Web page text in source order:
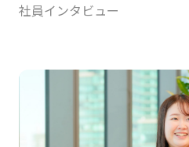
社員インタビュー